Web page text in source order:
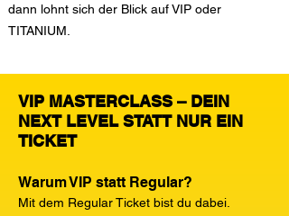
dann lohnt sich der Blick auf VIP oder
TITANIUM.
VIP MASTERCLASS – DEIN
NEXT LEVEL STATT NUR EIN
TICKET
Warum VIP statt Regular?
Mit dem Regular Ticket bist du dabei.